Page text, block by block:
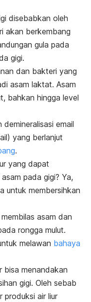
disebabkan oleh
akan berkembang
gula pada
gigi.
dan bakteri yang
asam laktat. Asam
bahkan hingga level
email
yang berlanjut
.
yang dapat
pada gigi? Ya,
untuk membersihkan
asam dan
rongga mulut.
melawan bahaya
bisa menandakan
gigi. Oleh sebab
produksi air liur